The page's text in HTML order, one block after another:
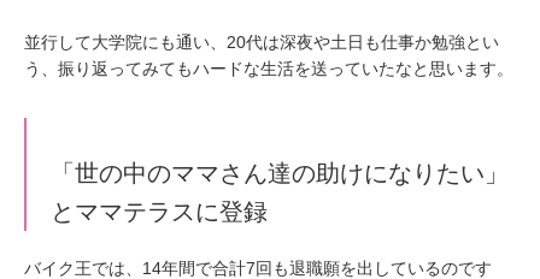
並行して大学院にも通い、20代は深夜や土日も仕事か勉強とい
う、振り返ってみてもハードな生活を送っていたなと思います。
「世の中のママさん達の助けになりたい」
とママテラスに登録
バイク王では、14年間で合計7回も退職願を出しているのです